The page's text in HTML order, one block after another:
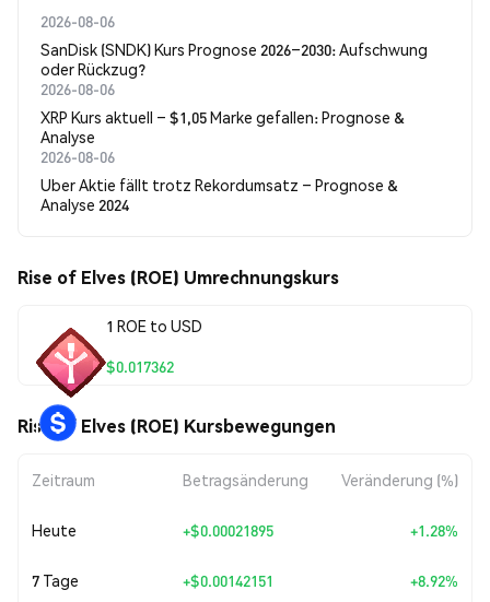
2026-08-06
SanDisk (SNDK) Kurs Prognose 2026–2030: Aufschwung
oder Rückzug?
2026-08-06
XRP Kurs aktuell – $1,05 Marke gefallen: Prognose &
Analyse
2026-08-06
Uber Aktie fällt trotz Rekordumsatz – Prognose &
Analyse 2024
Rise of Elves (ROE) Umrechnungskurs
1 ROE to USD
$0.017362
Rise of Elves (ROE) Kursbewegungen
Zeitraum Betragsänderung Veränderung (%)
Heute +$0.00021895 +1.28%
7 Tage +$0.00142151 +8.92%